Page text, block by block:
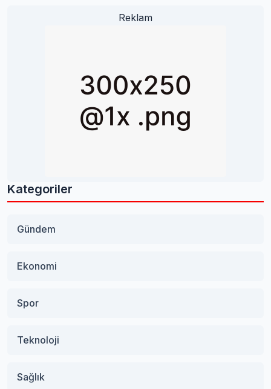
Reklam
Kategoriler
Gündem
Ekonomi
Spor
Teknoloji
Sağlık